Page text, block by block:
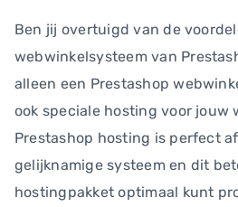
Ben jij overtuigd van de
webwinkelsysteem van
alleen een Prestashop
ook speciale hosting voor jouw
Prestashop hosting is perfect
gelijknamige systeem en dit
hostingpakket optimaal kunt